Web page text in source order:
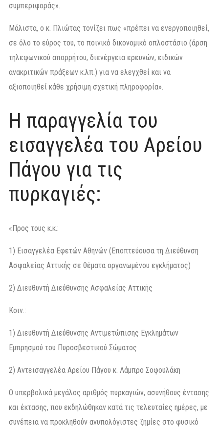
συμπεριφοράς».
Μάλιστα, ο κ. Πλιώτας τονίζει πως «πρέπει να ενεργοποιηθεί,
σε όλο το εύρος του, το ποινικό δικονομικό οπλοστάσιο (άρση
τηλεφωνικού απορρήτου, διενέργεια ερευνών, ειδικών
ανακριτικών πράξεων κ.λπ.) για να ελεγχθεί και να
αξιοποιηθεί κάθε χρήσιμη σχετική πληροφορία».
Η παραγγελία του
εισαγγελέα του Αρείου
Πάγου για τις
πυρκαγιές:
«Προς τους κ.κ.:
1) Εισαγγελέα Εφετών Αθηνών (Εποπτεύουσα τη Διεύθυνση
Ασφαλείας Αττικής σε θέματα οργανωμένου εγκλήματος)
2) Διευθυντή Διεύθυνσης Ασφαλείας Αττικής
Κοιν.:
1) Διευθυντή Διεύθυνσης Αντιμετώπισης Εγκλημάτων
Εμπρησμού του Πυροσβεστικού Σώματος
2) Αντεισαγγελέα Αρείου Πάγου κ. Λάμπρο Σοφουλάκη
Ο υπερβολικά μεγάλος αριθμός πυρκαγιών, ασυνήθους έντασης
και έκτασης, που εκδηλώθηκαν κατά τις τελευταίες ημέρες, με
συνέπεια να προκληθούν ανυπολόγιστες ζημίες στο φυσικό